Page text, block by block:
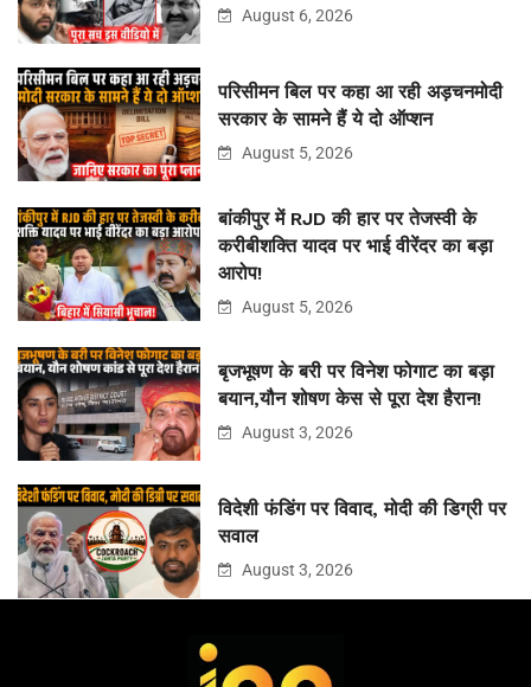
August 6, 2026
परिसीमन बिल पर कहा आ रही अड़चनमोदी
सरकार के सामने हैं ये दो ऑप्शन
August 5, 2026
बांकीपुर में RJD की हार पर तेजस्वी के
करीबीशक्ति यादव पर भाई वीरेंदर का बड़ा
आरोप!
August 5, 2026
बृजभूषण के बरी पर विनेश फोगाट का बड़ा
बयान,यौन शोषण केस से पूरा देश हैरान!
August 3, 2026
विदेशी फंडिंग पर विवाद, मोदी की डिग्री पर
सवाल
August 3, 2026